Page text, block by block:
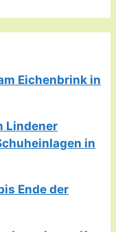
Eichenbrink in
Lindener
in
Ende der